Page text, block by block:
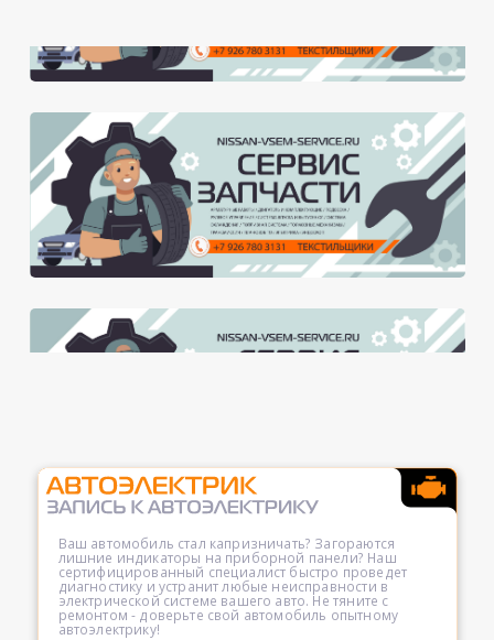
Ваш автомобиль стал капризничать? Загораются
лишние индикаторы на приборной панели? Наш
сертифицированный специалист быстро проведет
диагностику и устранит любые неисправности в
электрической системе вашего авто. Не тяните с
ремонтом - доверьте свой автомобиль опытному
автоэлектрику!